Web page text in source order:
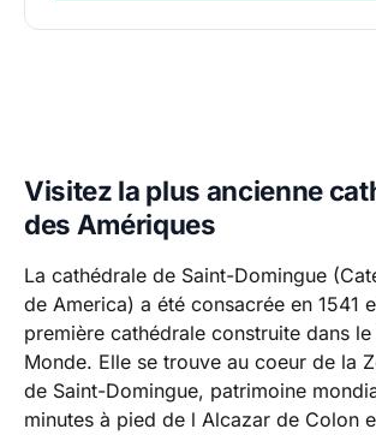
Visitez la plus ancienne
des Amériques
La cathédrale de Saint-Domingue
de America) a été consacrée en 1541
première cathédrale construite dans
Monde. Elle se trouve au coeur de la
de Saint-Domingue, patrimoine
minutes à pied de l Alcazar de Colon